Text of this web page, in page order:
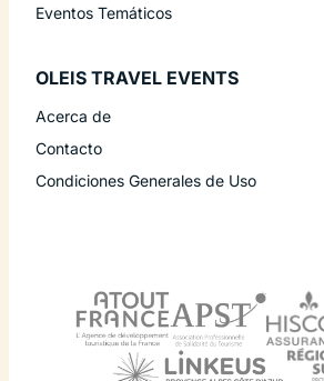
Eventos Temáticos
OLEIS TRAVEL EVENTS
Acerca de
Contacto
Condiciones Generales de Uso